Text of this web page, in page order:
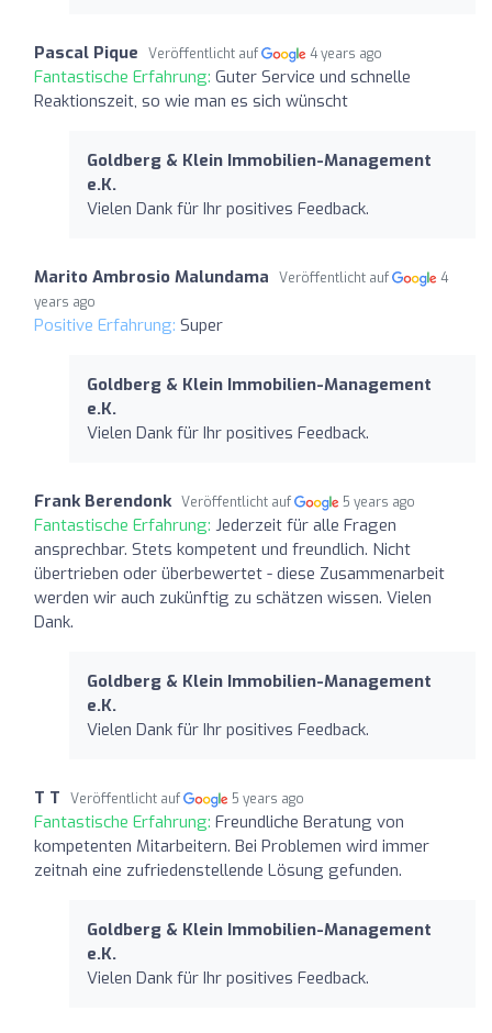
Pascal Pique Veröffentlicht auf 4 years ago
Fantastische Erfahrung: Guter Service und schnelle
Reaktionszeit, so wie man es sich wünscht
Goldberg & Klein Immobilien-Management
e.K.
Vielen Dank für Ihr positives Feedback.
Marito Ambrosio Malundama Veröffentlicht auf
4
years ago
Positive Erfahrung: Super
Goldberg & Klein Immobilien-Management
e.K.
Vielen Dank für Ihr positives Feedback.
Frank Berendonk Veröffentlicht auf 5 years ago
Fantastische Erfahrung: Jederzeit für alle Fragen
ansprechbar. Stets kompetent und freundlich. Nicht
übertrieben oder überbewertet - diese Zusammenarbeit
werden wir auch zukünftig zu schätzen wissen. Vielen
Dank.
Goldberg & Klein Immobilien-Management
e.K.
Vielen Dank für Ihr positives Feedback.
T T Veröffentlicht auf 5 years ago
Fantastische Erfahrung: Freundliche Beratung von
kompetenten Mitarbeitern. Bei Problemen wird immer
zeitnah eine zufriedenstellende Lösung gefunden.
Goldberg & Klein Immobilien-Management
e.K.
Vielen Dank für Ihr positives Feedback.